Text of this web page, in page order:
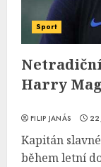
Sport
Harry
FILIP JANÁS
Kapitán
během letní